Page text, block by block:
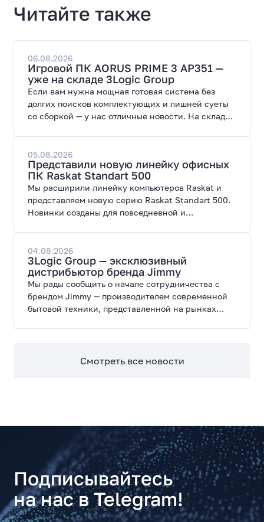
Читайте также
06.08.2026
Игровой ПК AORUS PRIME 3 AP351 —
уже на складе 3Logic Group
Если вам нужна мощная готовая система без
долгих поисков комплектующих и лишней суеты
со сборкой — у нас отличные новости. На склад
современных игр и работы с нейросетями.
05.08.2026
Представили новую линейку офисных
ПК Raskat Standart 500
Мы расширили линейку компьютеров Raskat и
представляем новую серию Raskat Standart 500.
Новинки созданы для повседневной и
широкие возможности модернизации.
04.08.2026
3Logic Group — эксклюзивный
дистрибьютор бренда Jimmy
Мы рады сообщить о начале сотрудничества с
брендом Jimmy — производителем современной
бытовой техники, представленной на рынках
Смотреть все новости
Подписывайтесь
на нас в Telegram!